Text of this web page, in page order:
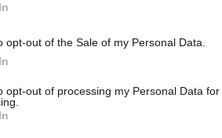
opt-out of the Sale of my Personal Data.
opt-out of processing my Personal Data for
αριθμούς κινητών
ότι ενεργούν εκ μέρους
λογαριασμοί», ζητούν
στη συνέχεια προσπαθούν
ραντεβού για δήθεν